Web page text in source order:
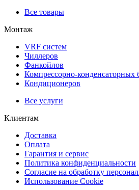
Все товары
Монтаж
VRF систем
Чиллеров
Фанкойлов
Компрессорно-конденсаторных
Кондиционеров
Все услуги
Клиентам
Доставка
Оплата
Гарантия и сервис
Политика конфиденциальности
Согласие на обработку
Использование Cookie